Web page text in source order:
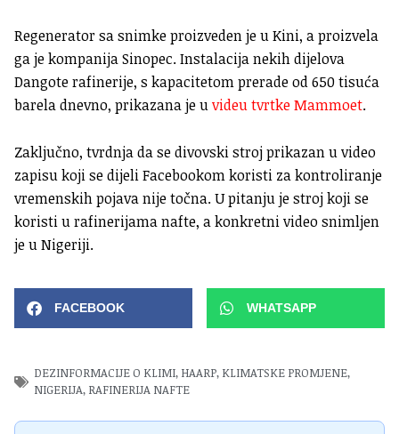
Regenerator sa snimke proizveden je u Kini, a proizvela
ga je kompanija Sinopec. Instalacija nekih dijelova
Dangote rafinerije, s kapacitetom prerade od 650 tisuća
barela dnevno, prikazana je uvideu tvrtke Mammoet.
Zaključno, tvrdnja da se divovski stroj prikazan u video
zapisu koji se dijeli Facebookom koristi za kontroliranje
vremenskih pojava nije točna. U pitanju je stroj koji se
koristi u rafinerijama nafte, a konkretni video snimljen
je u Nigeriji.
FACEBOOK WHATSAPP
DEZINFORMACIJE O KLIMI, HAARP, KLIMATSKE PROMJENE,
NIGERIJA, RAFINERIJA NAFTE